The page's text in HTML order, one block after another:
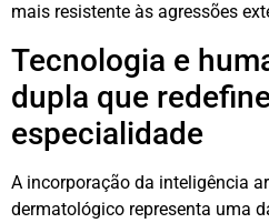
mais resistente às agressões
Tecnologia e
dupla que
especialidade
A incorporação da inteligência
dermatológico representa uma